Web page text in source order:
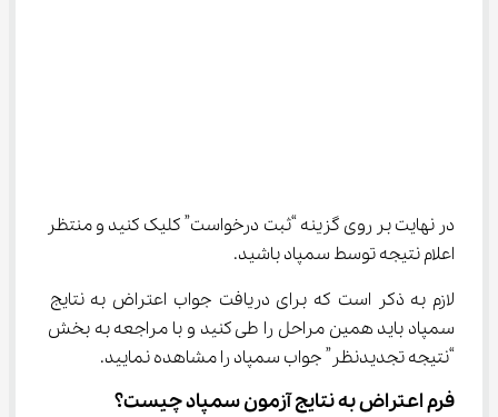
در نهایت بر روی گزینه “ثبت درخواست” کلیک کنید و منتظر
اعلام نتیجه توسط سمپاد باشید.
لازم به ذکر است که برای دریافت جواب اعتراض به نتایج
سمپاد باید همین مراحل را طی کنید و با مراجعه به بخش
“نتیجه تجدیدنظر” جواب سمپاد را مشاهده نمایید.
فرم اعتراض به نتایج آزمون سمپاد چیست؟